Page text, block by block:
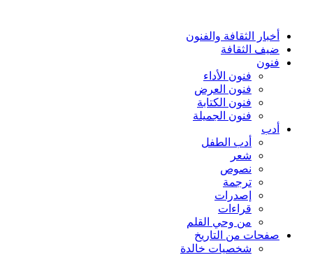
أخبار الثقافة والفنون
ضيف الثقافة
فنون
فنون الأداء
فنون العرض
فنون الكتابة
فنون الجميلة
أدب
أدب الطفل
شعر
نصوص
ترجمة
إصدرات
قراءات
من وحي القلم
صفحات من التاريخ
شخصيات خالدة